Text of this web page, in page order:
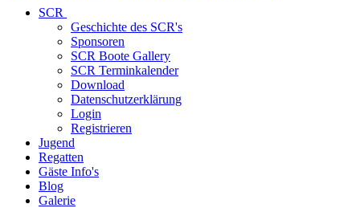
SCR
Geschichte des SCR's
Sponsoren
SCR Boote Gallery
SCR Terminkalender
Download
Datenschutzerklärung
Login
Registrieren
Jugend
Regatten
Gäste Info's
Blog
Galerie